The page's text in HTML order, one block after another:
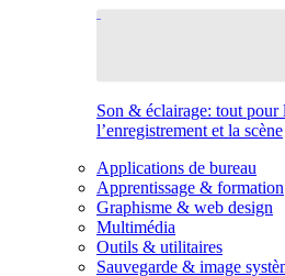
Son & éclairage: tout pour
l’enregistrement et la scène
Applications de bureau
Apprentissage & formation
Graphisme & web design
Multimédia
Outils & utilitaires
Sauvegarde & image